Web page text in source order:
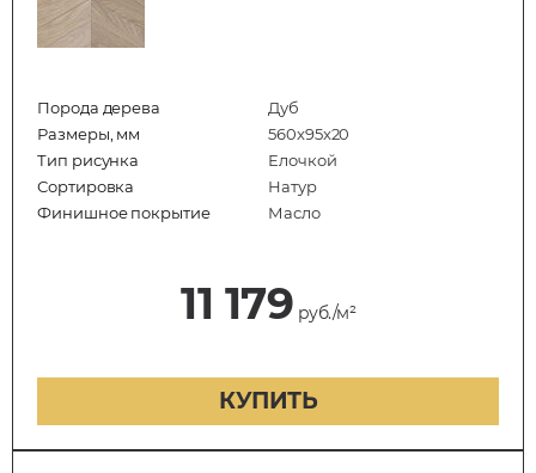
Порода дерева
Дуб
Размеры, мм
560x95x20
Тип рисунка
Елочкой
Сортировка
Натур
Финишное покрытие
Масло
11 179 руб./м²
КУПИТЬ